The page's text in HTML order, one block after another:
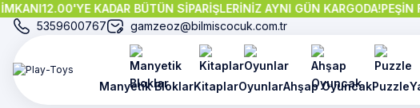
12.00'YE KADAR BÜTÜN SİPARİŞLERİNİZ AYNI GÜN KARGODA!PEŞİN
5359600767
gamzeoz@bilmiscocuk.com.tr
Manyetik BloklarKitaplarOyunlarAhşap OyuncakPuzzle